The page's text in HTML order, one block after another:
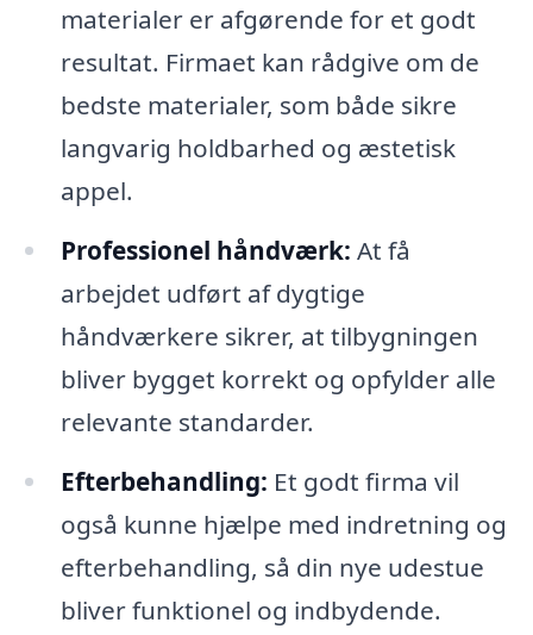
materialer er afgørende for et godt
resultat. Firmaet kan rådgive om de
bedste materialer, som både sikre
langvarig holdbarhed og æstetisk
appel.
Professionel håndværk: At få
arbejdet udført af dygtige
håndværkere sikrer, at tilbygningen
bliver bygget korrekt og opfylder alle
relevante standarder.
Efterbehandling: Et godt firma vil
også kunne hjælpe med indretning og
efterbehandling, så din nye udestue
bliver funktionel og indbydende.